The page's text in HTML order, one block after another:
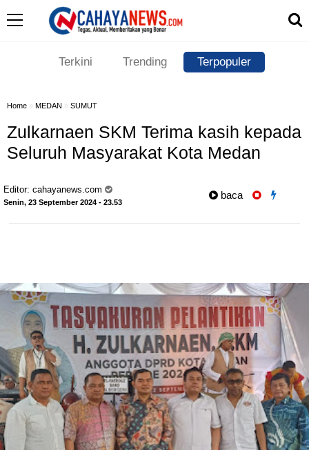
Terkini Trending Terpopuler
Home » MEDAN » SUMUT
Zulkarnaen SKM Terima kasih kepada
Seluruh Masyarakat Kota Medan
Editor: cahayanews.com
Senin, 23 September 2024 - 23.53
baca